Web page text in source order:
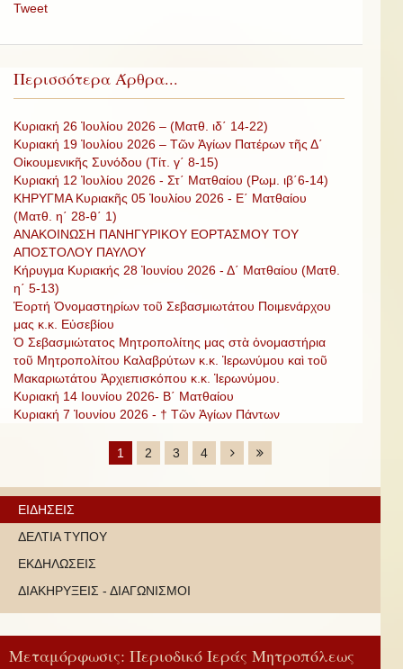
Tweet
Περισσότερα Άρθρα...
Κυριακή 26 Ἰουλίου 2026 – (Ματθ. ιδ΄ 14-22)
Κυριακή 19 Ἰουλίου 2026 – Τῶν Ἁγίων Πατέρων τῆς Δ΄
Οἰκουμενικῆς Συνόδου (Τίτ. γ΄ 8-15)
Κυριακή 12 Ἰουλίου 2026 - Στ΄ Ματθαίου (Ρωμ. ιβ΄6-14)
ΚΗΡΥΓΜΑ Κυριακῆς 05 Ἰουλίου 2026 - Ε΄ Ματθαίου
(Ματθ. η΄ 28-θ΄ 1)
ΑΝΑΚΟΙΝΩΣΗ ΠΑΝΗΓΥΡΙΚΟΥ ΕΟΡΤΑΣΜΟΥ ΤΟΥ
ΑΠΟΣΤΟΛΟΥ ΠΑΥΛΟΥ
Κήρυγμα Κυριακής 28 Ἰουνίου 2026 - Δ΄ Ματθαίου (Ματθ.
η΄ 5-13)
Ἑορτή Ὀνομαστηρίων τοῦ Σεβασμιωτάτου Ποιμενάρχου
μας κ.κ. Εὐσεβίου
Ὁ Σεβασμιώτατος Μητροπολίτης μας στὰ ὀνομαστήρια
τοῦ Μητροπολίτου Καλαβρύτων κ.κ. Ἱερωνύμου καὶ τοῦ
Μακαριωτάτου Ἀρχιεπισκόπου κ.κ. Ἱερωνύμου.
Κυριακή 14 Ιουνίου 2026- Β΄ Ματθαίου
Κυριακή 7 Ἰουνίου 2026 - † Τῶν Ἁγίων Πάντων
1 2 3 4
ΕΙΔΗΣΕΙΣ
ΔΕΛΤΙΑ ΤΥΠΟΥ
ΕΚΔΗΛΩΣΕΙΣ
ΔΙΑΚΗΡΥΞΕΙΣ - ΔΙΑΓΩΝΙΣΜΟΙ
Μεταμόρφωσις: Περιοδικό Ιεράς Μητροπόλεως